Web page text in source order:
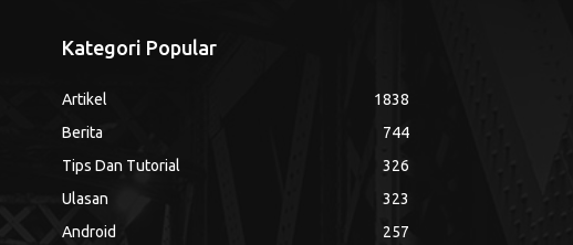
Kategori Popular
Artikel
1838
Berita
744
Tips Dan Tutorial
326
Ulasan
323
Android
257